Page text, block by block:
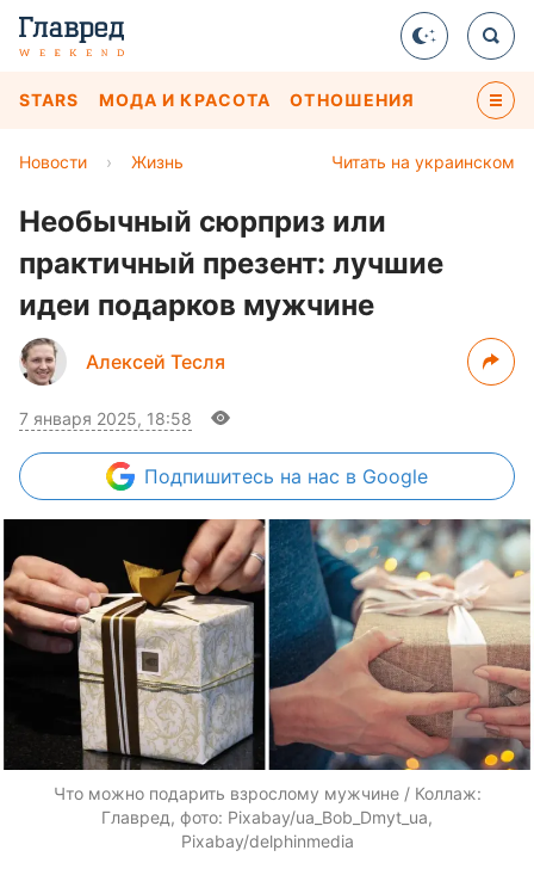
STARS МОДА И КРАСОТА ОТНОШЕНИЯ
Читать на украинском
Новости › Жизнь
Необычный сюрприз или
практичный презент: лучшие
идеи подарков мужчине
Алексей Тесля
7 января 2025, 18:58
Подпишитесь на нас в Google
Что можно подарить взрослому мужчине / Коллаж:
Главред, фото: Pixabay/ua_Bob_Dmyt_ua,
Pixabay/delphinmedia